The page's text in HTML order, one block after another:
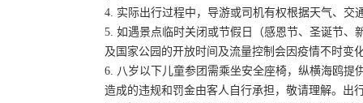
4. 实际出行过程中，导游或司机有权根据天气、
5. 如遇景点临时关闭或节假日（感恩节、圣诞节
及国家公园的开放时间及流量控制会因疫情不时变
6. 八岁以下儿童参团需乘坐安全座椅，纵横海鸥提
造成的违规和罚金由客人自行承担，敬请理解。出